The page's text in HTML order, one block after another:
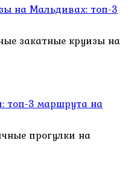
на Мальдивах: топ-3
закатные круизы на
топ-3 маршрута на
прогулки на